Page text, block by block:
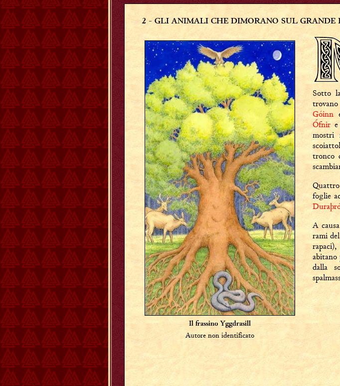
2 - GLI ANIMALI CHE DIMORANO SUL GRANDE
Il frassino Yggdrasill
Autore non identificato
Sotto
Góinn
Ófnir e
mostri
tronco
foglie
A
rami
rapaci),
abitano
dalla